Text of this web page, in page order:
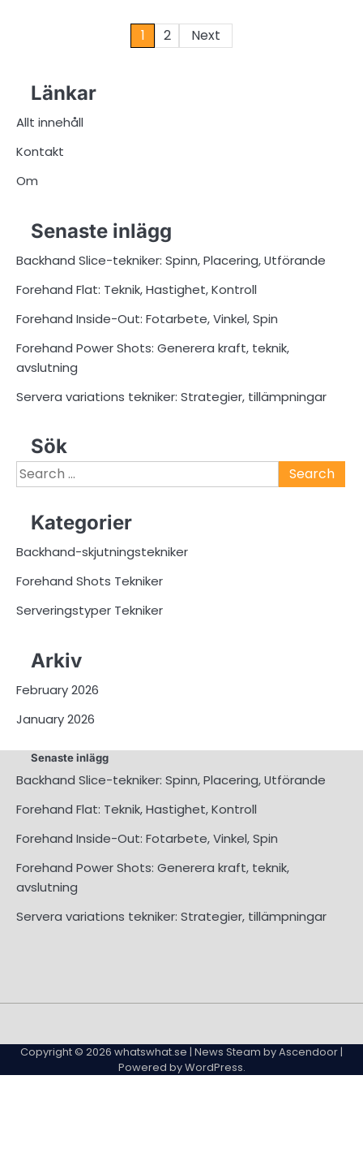
1 2 Next
Länkar
Allt innehåll
Kontakt
Om
Senaste inlägg
Backhand Slice-tekniker: Spinn, Placering, Utförande
Forehand Flat: Teknik, Hastighet, Kontroll
Forehand Inside-Out: Fotarbete, Vinkel, Spin
Forehand Power Shots: Generera kraft, teknik,
avslutning
Servera variations tekniker: Strategier, tillämpningar
Sök
Search
for:
Kategorier
Backhand-skjutningstekniker
Forehand Shots Tekniker
Serveringstyper Tekniker
Arkiv
February 2026
January 2026
Senaste inlägg
Backhand Slice-tekniker: Spinn, Placering, Utförande
Forehand Flat: Teknik, Hastighet, Kontroll
Forehand Inside-Out: Fotarbete, Vinkel, Spin
Forehand Power Shots: Generera kraft, teknik,
avslutning
Servera variations tekniker: Strategier, tillämpningar
Us
Us
Policy
Policy
and
Conditions
Copyright © 2026 whatswhat.se | News Steam byAscendoor|
Powered byWordPress.